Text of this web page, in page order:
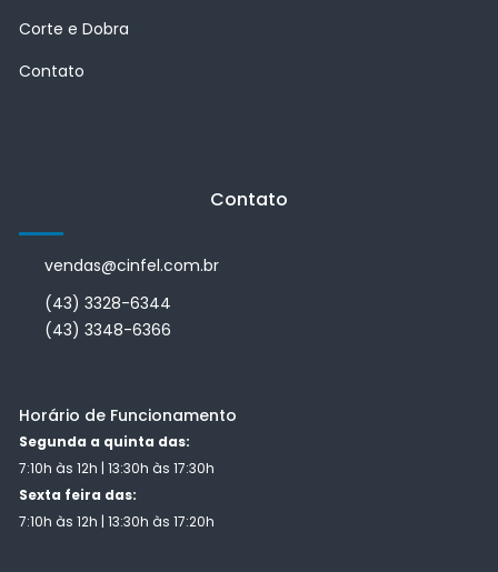
Corte e Dobra
Contato
Contato
vendas@cinfel.com.br
(43) 3328-6344
(43) 3348-6366
Horário de Funcionamento
Segunda a quinta das:
7:10h às 12h | 13:30h às 17:30h
Sexta feira das:
7:10h às 12h | 13:30h às 17:20h